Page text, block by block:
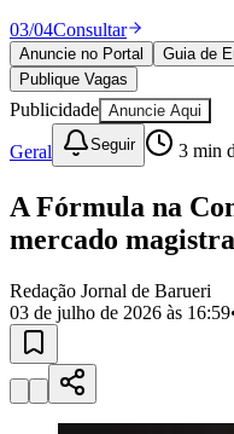
Cultura
Meio Ambiente
Obras
Educação
Bairros de Barueri
Selecione sua região Para
AldeiaAldeia da SerraAldeia
VistaCalifórniaCarapicuíba
RegiãoCotiaCruz Preta
Militar
Califórnia
Esperança
JulioJardim Líbano
MutingaJardim Paraíso
03/04Consultar
Anuncie no Portal Guia de
Publique Vagas
Publicidade Anuncie Aqui
Geral Seguir 3 min
A Fórmula na
mercado
Redação Jornal de Barueri
03 de julho de 2026 às 16:59